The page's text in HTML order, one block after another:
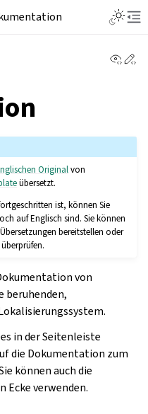
Originalvon
übersetzt.
ist, können Sie
auf Englisch sind. Sie können
bereitstellen oder
von
beruhenden,
in der Seitenleiste
die Dokumentation zum
können auch die
Ecke verwenden.